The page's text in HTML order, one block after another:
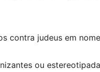
contra judeus em
ou